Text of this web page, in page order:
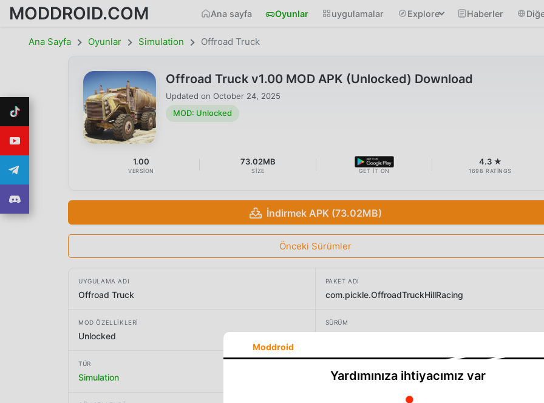
MODDROID.COM Ana sayfa Oyunlar uygulamalar Explore Haberler
Ana Sayfa Oyunlar Simulation Offroad Truck
Offroad Truck v1.00 MOD APK (Unlocked) Download
Updated on October 24, 2025
MOD: Unlocked
1.00
VERSION
73.02MB
SIZE GET IT ON
4.3 ★
1698 RATINGS
İndirmek APK (73.02MB)
Önceki Sürümler
UYGULAMA ADI
Offroad Truck
PAKET ADI
com.pickle.OffroadTruckHillRacing
MOD ÖZELLIKLERI
Unlocked
SÜRÜM
TÜR
Simulation Game Pickle
Moddroid
Yardımınıza ihtiyacımız var